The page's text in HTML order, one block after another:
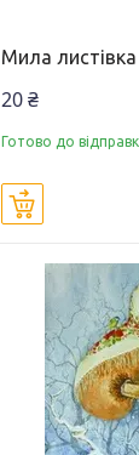
Мила
20 ₴
Готово до